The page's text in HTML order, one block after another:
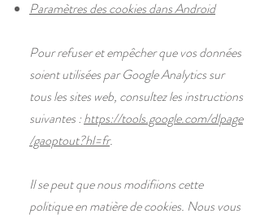
Paramètres des cookies dans Android
Pour refuser et empêcher que vos données
soient utilisées par Google Analytics sur
tous les sites web, consultez les instructions
suivantes :https://tools.google.com/dlpage
/gaoptout?hl=fr.
Il se peut que nous modifiions cette
politique en matière de cookies. Nous vous